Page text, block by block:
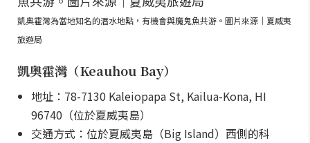
凱奧霍灣為當地知名的潛水地點，有機會與魔鬼魚共游。圖片來源｜夏威夷
旅遊局
凱奧霍灣（Keauhou Bay）
地址：78-7130 Kaleiopapa St, Kailua-Kona, HI
96740（位於夏威夷島）
交通方式：位於夏威夷島（Big Island）西側的科